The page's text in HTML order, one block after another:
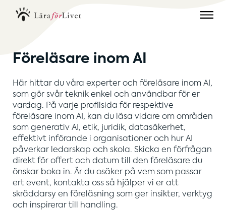
Föreläsare inom AI
Här hittar du våra experter och föreläsare inom AI,
som gör svår teknik enkel och användbar för er
vardag. På varje profilsida för respektive
föreläsare inom AI, kan du läsa vidare om områden
som generativ AI, etik, juridik, datasäkerhet,
effektivt införande i organisationer och hur AI
påverkar ledarskap och skola. Skicka en förfrågan
direkt för offert och datum till den föreläsare du
önskar boka in. Är du osäker på vem som passar
ert event, kontakta oss så hjälper vi er att
skräddarsy en föreläsning som ger insikter, verktyg
och inspirerar till handling.